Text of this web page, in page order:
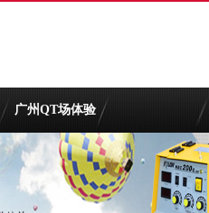
广州QT场体验